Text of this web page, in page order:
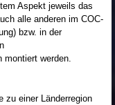
Aspekt jeweils das
alle anderen im COC-
bzw. in der
montiert werden.
zu einer Länderregion